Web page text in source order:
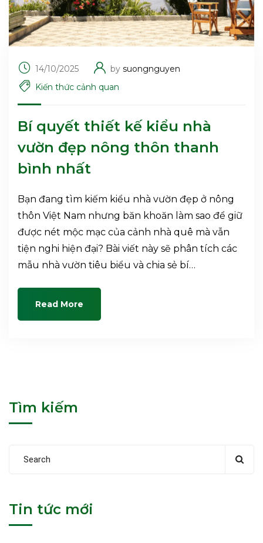
14/10/2025 by suongnguyen
Kiến thức cảnh quan
Bí quyết thiết kế kiểu nhà
vườn đẹp nông thôn thanh
bình nhất
Bạn đang tìm kiếm kiểu nhà vườn đẹp ở nông
thôn Việt Nam nhưng băn khoăn làm sao để giữ
được nét mộc mạc của cảnh nhà quê mà vẫn
tiện nghi hiện đại? Bài viết này sẽ phân tích các
mẫu nhà vườn tiêu biểu và chia sẻ bí…
Read More
Tìm kiếm
Tin tức mới